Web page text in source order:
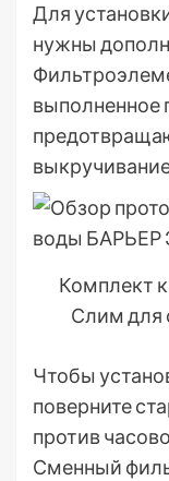
Для
нужны
выполненное
Комплект
Слим для
Чтобы
поверните
против
Сменный